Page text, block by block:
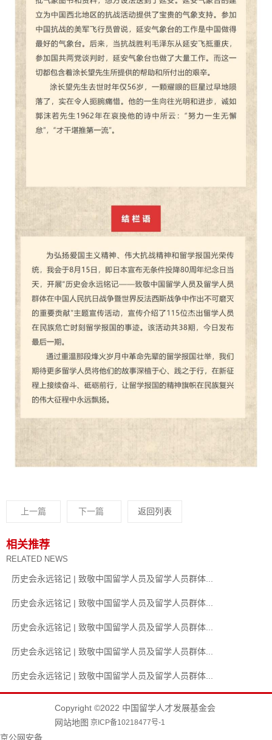
上一篇 下一篇 返回列表
相关推荐
RELATED NEWS
历史会永远铭记 | 致敬中国留学人员及留学人员群体...
历史会永远铭记 | 致敬中国留学人员及留学人员群体...
历史会永远铭记 | 致敬中国留学人员及留学人员群体...
历史会永远铭记 | 致敬中国留学人员及留学人员群体...
历史会永远铭记 | 致敬中国留学人员及留学人员群体...
Copyright ©2022 中国留学人才发展基金会
网站地图 京ICP备10218477号-1
京公网安备